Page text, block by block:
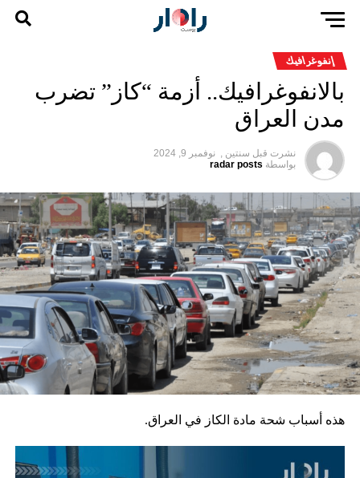
إنفوغرافيك
بالانفوغرافيك.. أزمة “كاز” تضرب
مدن العراق
نشرت قبل سنتين , نوفمبر 9, 2024
بواسطة radar posts
هذه أسباب شحة مادة الكاز في العراق.